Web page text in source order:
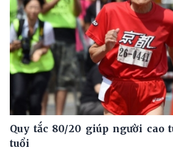
Quy tắc 80/20 giúp người cao
tuổi